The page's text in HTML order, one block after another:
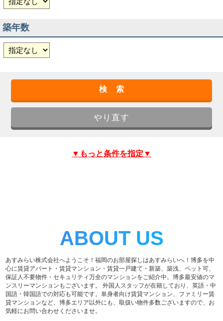
築年数
▼もっと条件を指定▼
ABOUT US
あすみらい株式会社へようこそ！福岡のお部屋探しはあすみらいへ！博多を中
心に賃貸アパート・賃貸マンション・賃貸一戸建て・新築、築浅、ペット可、
保証人不要物件・セキュリティ万全のマンションをご紹介中。博多最安値のマ
ンスリーマンションもございます。 外国人スタッフが在籍しており、英語・中
国語・韓国語での対応も可能です。単身者向け賃貸マンション、ファミリー賃
貸マンションなど、博多エリア以外にも、取扱い物件多数ございますので、お
気軽にお問い合わせくださいませ。